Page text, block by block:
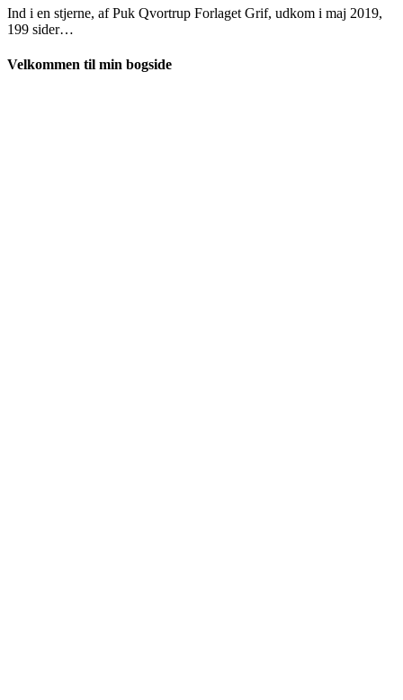
Ind i en stjerne, af Puk Qvortrup Forlaget Grif, udkom i maj 2019,
199 sider…
Velkommen til min bogside